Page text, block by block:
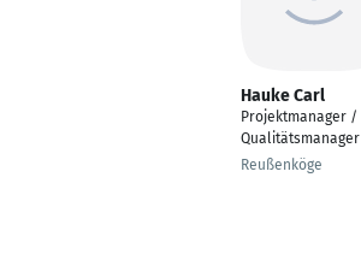
Hauke Carl
Projektmanager /
Qualitätsmanager
Reußenköge